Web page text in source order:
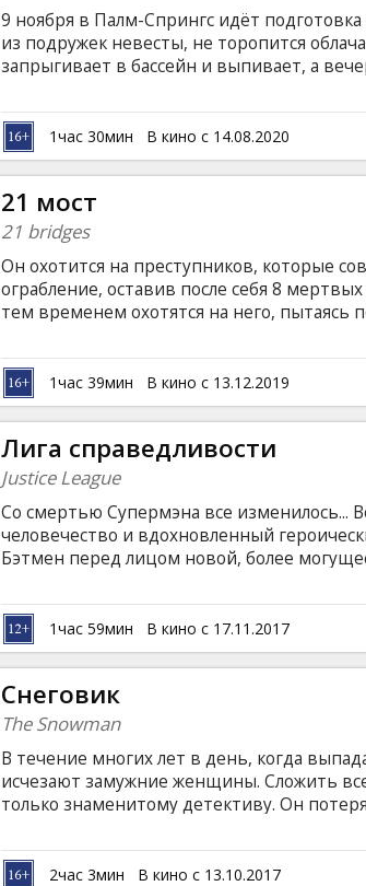
9 ноября в Палм-Спрингс идёт
из подружек невесты, не торопится
запрыгивает в бассейн и выпивает, а
оказывается с Найлзом наедине под
принимают неожиданный поворот, и Сара
заходит в загадочную пещеру а на
календаре снова 9 ноября. Фильм на
латышском и русском языках.
1час 30мин В кино с 14.08.2020
21 мост
21 bridges
Он охотится на преступников, которые
ограбление, оставив после себя 8
тем временем охотятся на него, пытаясь
выходы с острова, в том числе, 21 мост.
субтитрами на латышском и русском языках.
1час 39мин В кино с 13.12.2019
Лига справедливости
Justice League
Со смертью Супермэна все изменилось...
человечество и вдохновленный
Бэтмен перед лицом новой, более
не справиться - уж больно силен враг! -
команду мета-людей. Впервые плечем к
Бэтмен, Чудо-Женщина, Аквамен, Киборг
языке с субтитрами на латышском и
1час 59мин В кино с 17.11.2017
Снеговик
The Snowman
В течение многих лет в день, когда
исчезают замужние женщины. Сложить все
только знаменитому детективу. Он
языке с субтитрами на латышском и
2час 3мин В кино с 13.10.2017